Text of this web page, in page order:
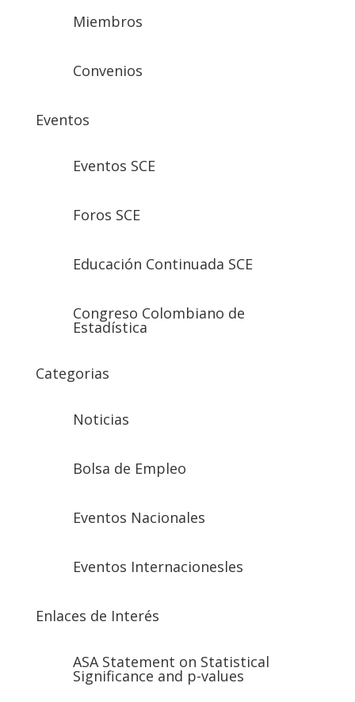
Miembros
Convenios
Eventos
Eventos SCE
Foros SCE
Educación Continuada SCE
Congreso Colombiano de
Estadística
Categorias
Noticias
Bolsa de Empleo
Eventos Nacionales
Eventos Internacionesles
Enlaces de Interés
ASA Statement on Statistical
Significance and p-values